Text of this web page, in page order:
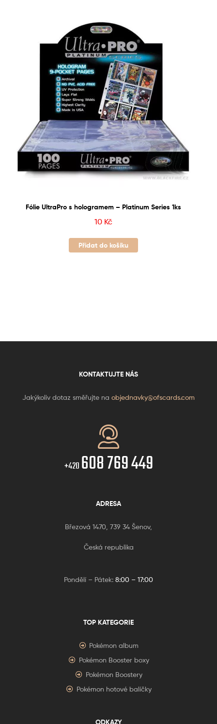
Fólie UltraPro s hologramem – Platinum Series 1ks
10 Kč
Přidat do košíku
KONTAKTUJTE NÁS
Jakýkoliv dotaz směřujte na objednavky@ofscards.com
+420 608 769 449
ADRESA
Březová 1470, 739 34 Šenov,
Česká republika
Pondělí – Pátek: 8:00 – 17:00
TOP KATEGORIE
Pokémon album
Pokémon Booster boxy
Pokémon Boostery
Pokémon hotové balíčky
ODKAZY